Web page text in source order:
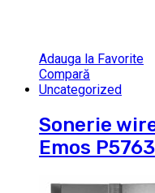
Adauga la Favorite
Compară
Uncategorized
Sonerie
Emos P5763